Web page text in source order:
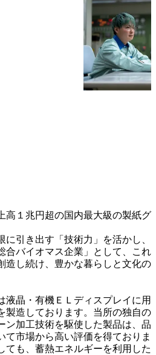
高１兆円超の国内最大級の製紙グ
引き出す「技術力」を活かし、
合バイオマス企業」として、これ
造し続け、豊かな暮らしと文化の
液晶・有機ＥＬディスプレイに用
製造しております。当所の独自の
ン加工技術を駆使した製品は、品
て市場から高い評価を得ておりま
ても、蓄熱エネルギーを利用した